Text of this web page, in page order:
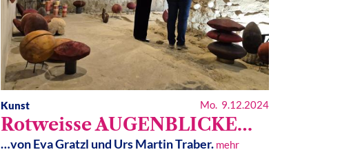
Kunst Mo. 9.12.2024
Rotweisse AUGENBLICKE…
…von Eva Gratzl und Urs Martin Traber. mehr